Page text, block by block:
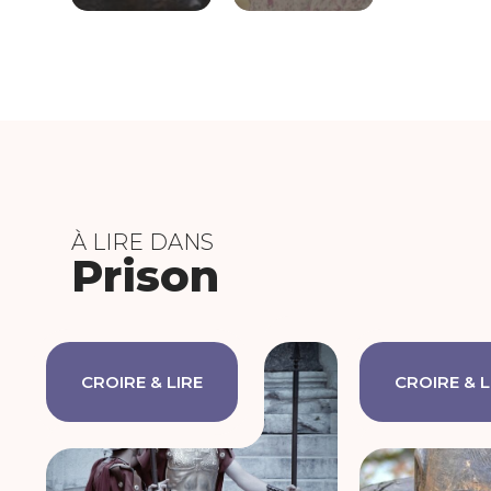
À LIRE DANS
Prison
CROIRE & LIRE CROIRE &